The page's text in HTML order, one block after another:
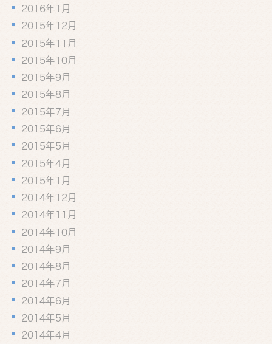
2016年1月
2015年12月
2015年11月
2015年10月
2015年9月
2015年8月
2015年7月
2015年6月
2015年5月
2015年4月
2015年1月
2014年12月
2014年11月
2014年10月
2014年9月
2014年8月
2014年7月
2014年6月
2014年5月
2014年4月